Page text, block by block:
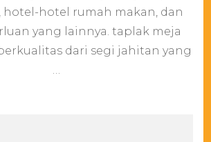
untuk
hotel-hotel rumah makan, dan
yang lainnya. taplak meja
dari segi jahitan yang